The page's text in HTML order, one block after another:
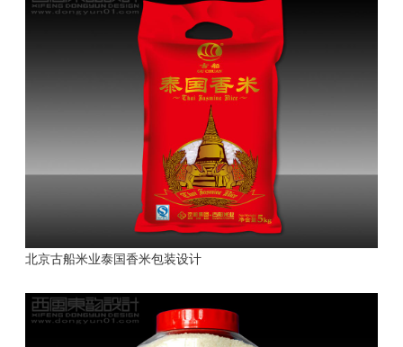
北京古船米业泰国香米包装设计